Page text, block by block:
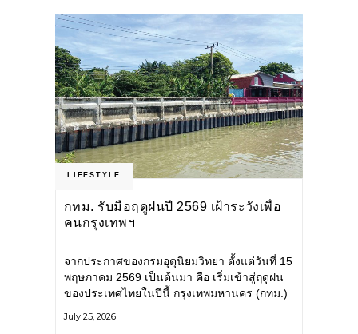
LIFESTYLE
กทม. รับมือฤดูฝนปี 2569 เฝ้าระวังเพื่อ
คนกรุงเทพฯ
จากประกาศของกรมอุตุนิยมวิทยา ตั้งแต่วันที่ 15
พฤษภาคม 2569 เป็นต้นมา คือ เริ่มเข้าสู่ฤดูฝน
ของประเทศไทยในปีนี้ กรุงเทพมหานคร (กทม.)
โครงสร้างพื้นฐาน
July 25, 2026